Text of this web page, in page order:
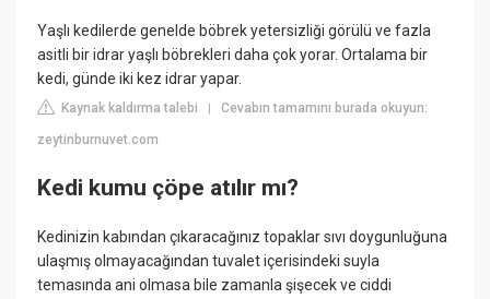
Yaşlı kedilerde genelde böbrek yetersizliği görülü ve fazla
asitli bir idrar yaşlı böbrekleri daha çok yorar. Ortalama bir
kedi, günde iki kez idrar yapar.
Kaynak kaldırma talebi |Cevabın tamamını burada okuyun:
zeytinburnuvet.com
Kedi kumu çöpe atılır mı?
Kedinizin kabından çıkaracağınız topaklar sıvı doygunluğuna
ulaşmış olmayacağından tuvalet içerisindeki suyla
temasında ani olmasa bile zamanla şişecek ve ciddi